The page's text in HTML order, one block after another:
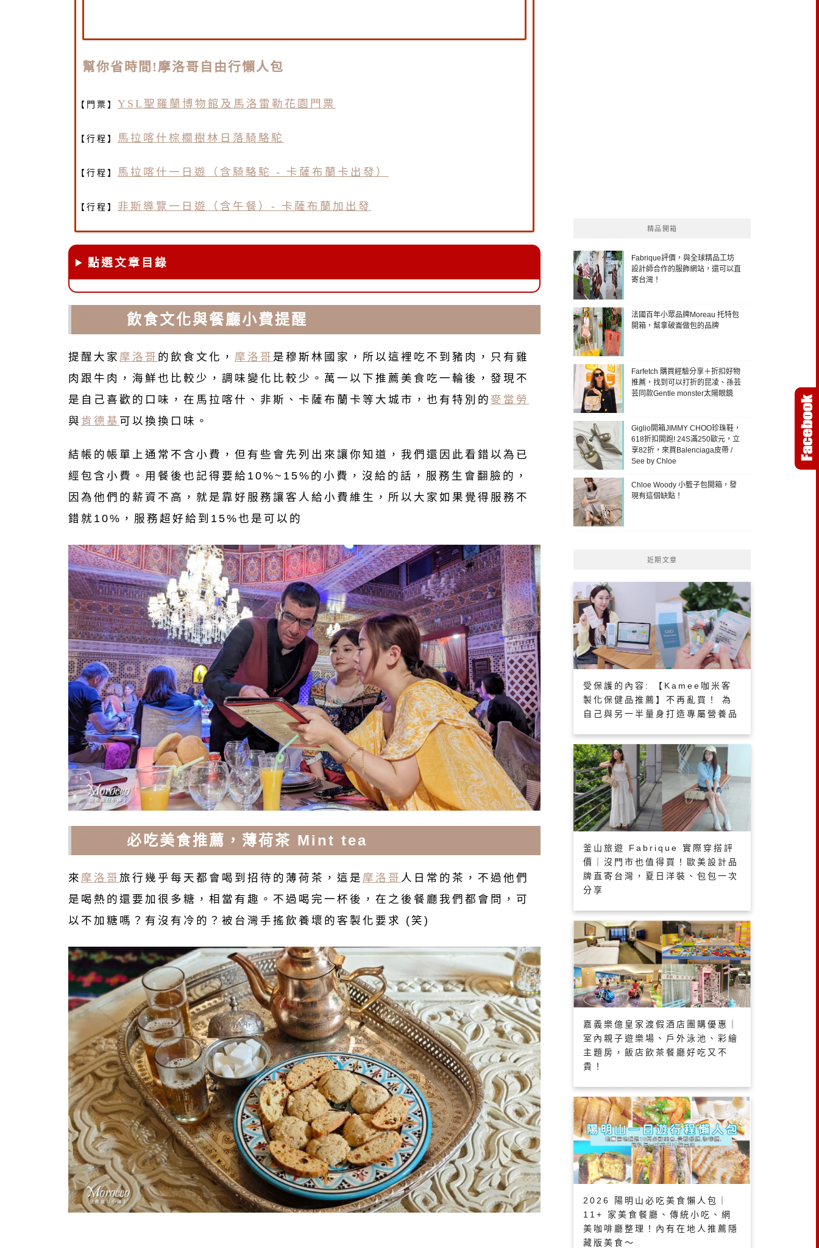
幫你省時間!摩洛哥自由行懶人包
【門票】 YSL聖羅蘭博物館及馬洛雷勒花園門票
【行程】 馬拉喀什棕櫚樹林日落騎駱駝
【行程】 馬拉喀什一日遊（含騎駱駝 - 卡薩布蘭卡出發）
【行程】 非斯導覽一日遊（含午餐）- 卡薩布蘭加出發
點選文章目錄
飲食文化與餐廳小費提醒
提醒大家 摩洛哥 的飲食文化， 摩洛哥 是穆斯林國家，所以這裡吃不到豬肉，只有雞
肉跟牛肉，海鮮也比較少，調味變化比較少。萬一以下推薦美食吃一輪後，發現不
是自己喜歡的口味，在馬拉喀什、非斯、卡薩布蘭卡等大城市，也有特別的 麥當勞
與 肯德基 可以換換口味。
結帳的帳單上通常不含小費，但有些會先列出來讓你知道，我們還因此看錯以為已
經包含小費。用餐後也記得要給10%~15%的小費，沒給的話，服務生會翻臉的，
因為他們的薪資不高，就是靠好服務讓客人給小費維生，所以大家如果覺得服務不
錯就10%，服務超好給到15%也是可以的
必吃美食推薦，薄荷茶 Mint tea
來 摩洛哥 旅行幾乎每天都會喝到招待的薄荷茶，這是 摩洛哥 人日常的茶，不過他們
是喝熱的還要加很多糖，相當有趣。不過喝完一杯後，在之後餐廳我們都會問，可
以不加糖嗎？有沒有冷的？被台灣手搖飲養壞的客製化要求 (笑)
精品開箱
Fabrique評價，與全球精品工坊
設計師合作的服飾網站，還可以直
寄台灣！
法國百年小眾品牌Moreau 托特包
開箱，幫拿破崙做包的品牌
Farfetch 購買經驗分享＋折扣好物
推薦，找到可以打折的昆凌、孫芸
芸同款Gentle monster太陽眼鏡
Giglio開箱JIMMY CHOO珍珠鞋，
618折扣開跑! 24S滿250歐元，立
享82折，來買Balenciaga皮帶 /
See by Chloe
Chloe Woody 小籃子包開箱，發
現有這個缺點！
近期文章
受保護的內容: 【Kamee咖米客
製化保健品推薦】不再亂買！ 為
自己與另一半量身打造專屬營養品
釜山旅遊 Fabrique 實際穿搭評
價｜沒門市也值得買！歐美設計品
牌直寄台灣，夏日洋裝、包包一次
分享
嘉義樂億皇家渡假酒店團購優惠｜
室內親子遊樂場、戶外泳池、彩繪
主題房，飯店飲茶餐廳好吃又不
貴！
2026 陽明山必吃美食懶人包｜
11+ 家美食餐廳、傳統小吃、網
美咖啡廳整理！內有在地人推薦隱
藏版美食～